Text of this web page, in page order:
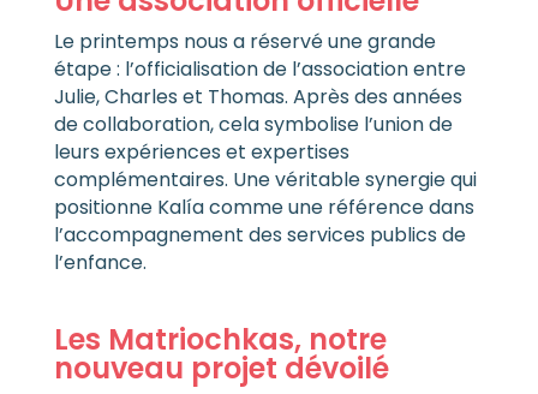
Le printemps nous a réservé une grande
étape : l’officialisation de l’association entre
Julie, Charles et Thomas. Après des années
de collaboration, cela symbolise l’union de
leurs expériences et expertises
complémentaires. Une véritable synergie qui
positionne Kalía comme une référence dans
l’accompagnement des services publics de
l’enfance.
Les Matriochkas, notre
nouveau projet dévoilé